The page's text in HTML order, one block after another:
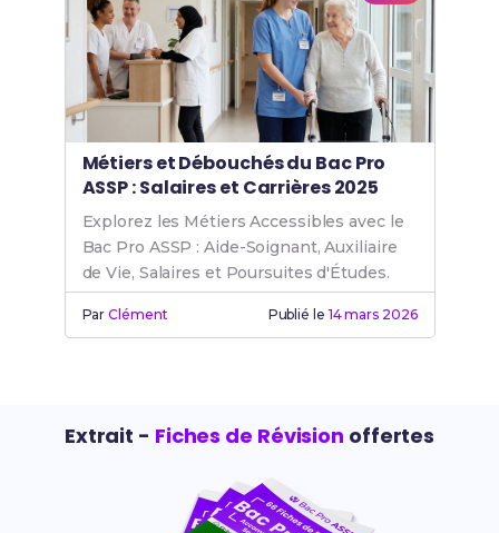
Métiers et Débouchés du Bac Pro
ASSP : Salaires et Carrières 2025
Explorez les Métiers Accessibles avec le
Bac Pro ASSP : Aide-Soignant, Auxiliaire
de Vie, Salaires et Poursuites d'Études.
ParClément Publié le 14 mars 2026
Extrait - Fiches de Révision offertes